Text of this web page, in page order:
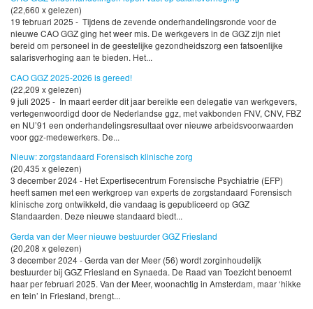
(22,660 x gelezen)
19 februari 2025 - Tijdens de zevende onderhandelingsronde voor de
nieuwe CAO GGZ ging het weer mis. De werkgevers in de GGZ zijn niet
bereid om personeel in de geestelijke gezondheidszorg een fatsoenlijke
salarisverhoging aan te bieden. Het...
CAO GGZ 2025-2026 is gereed!
(22,209 x gelezen)
9 juli 2025 - In maart eerder dit jaar bereikte een delegatie van werkgevers,
vertegenwoordigd door de Nederlandse ggz, met vakbonden FNV, CNV, FBZ
en NU’91 een onderhandelingsresultaat over nieuwe arbeidsvoorwaarden
voor ggz-medewerkers. De...
Nieuw: zorgstandaard Forensisch klinische zorg
(20,435 x gelezen)
3 december 2024 - Het Expertisecentrum Forensische Psychiatrie (EFP)
heeft samen met een werkgroep van experts de zorgstandaard Forensisch
klinische zorg ontwikkeld, die vandaag is gepubliceerd op GGZ
Standaarden. Deze nieuwe standaard biedt...
Gerda van der Meer nieuwe bestuurder GGZ Friesland
(20,208 x gelezen)
3 december 2024 - Gerda van der Meer (56) wordt zorginhoudelijk
bestuurder bij GGZ Friesland en Synaeda. De Raad van Toezicht benoemt
haar per februari 2025. Van der Meer, woonachtig in Amsterdam, maar ‘hikke
en tein’ in Friesland, brengt...